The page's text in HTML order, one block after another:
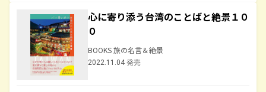
心に寄り添う台湾のことばと絶景１０
０
BOOKS 旅の名言＆絶景
2022.11.04 発売